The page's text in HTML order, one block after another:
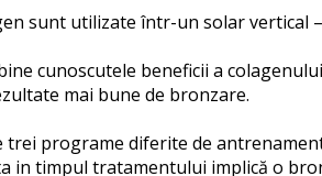
sunt utilizate într-un solar vertical
cunoscutele beneficii a
mai bune de bronzare.
programe diferite de
in timpul tratamentului implică o